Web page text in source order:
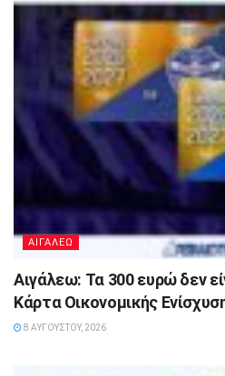
ΑΙΓΑΛΕΩ
Αιγάλεω: Τα 300 ευρώ δεν
Κάρτα Οικονομικής
8 ΑΥΓΟΎΣΤΟΥ, 2026